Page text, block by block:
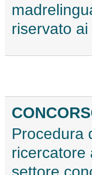
riservato
Procedura
ricercatore